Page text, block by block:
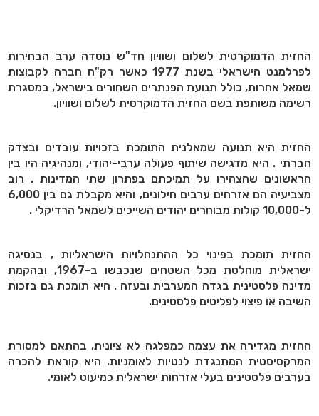
החזית הדמוקרטית לשלום ושוויון חד"ש נוסדה ערב הבחירות
לפרלמנט הישראלי בשנת 1977 כאשר רק"ח חברה לקבוצות
שמאל אחרות, כולל תנועת הפנתרים השחורים בישראל, במסגרת
רשימה משותפת בשם החזית הדמוקרטית לשלום ושוויון.
החזית היא תנועה שמאלנית התומכת בזכויות עובדים ובצדק
חברתי . היא מדגישה שיתוף פעולה ערבי-יהודי, ומנהיגיה היו בין
הראשונים שהצהירו על תמיכתם בפתרון שתי המדינות . רוב
מצביעיה הם אזרחים ערבים חילונים, והיא מקבלת גם בין 6,000
ל-10,000 קולות מבוחרים יהודים השייכים לשמאל הרדיקלי .
החזית תומכת בפינוי כל ההתנחלויות הישראליות , בנסיגה
ישראלית מוחלטת מכל השטחים שנכבשו ב-1967, ובהקמת
מדינה פלסטינית בגדה המערבית ובעזה . היא תומכת גם בזכות
השיבה או פיצוי לפליטים פלסטינים.
החזית מגדירה את עצמה כמפלגה לא ציונית, בהתאם למסורת
המרקסיסטית המתנגדת לנטיות לאומניות. היא קוראת להכרה
בערבים פלסטינים בעלי אזרחות ישראלית כמיעוט לאומי.